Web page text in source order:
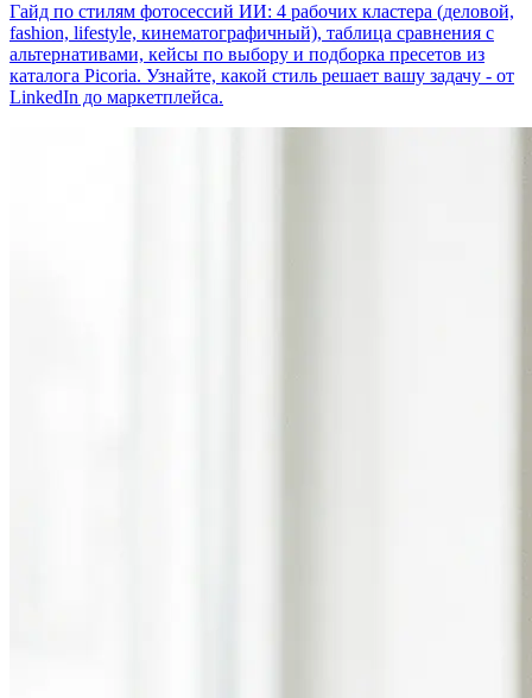
Гайд по стилям фотосессий ИИ: 4 рабочих кластера (деловой,
fashion, lifestyle, кинематографичный), таблица сравнения с
альтернативами, кейсы по выбору и подборка пресетов из
каталога Picoria. Узнайте, какой стиль решает вашу задачу - от
LinkedIn до маркетплейса.